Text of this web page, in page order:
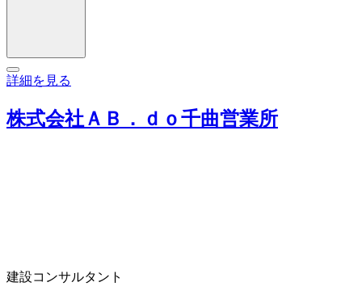
詳細を見る
株式会社ＡＢ．ｄｏ千曲営業所
建設コンサルタント